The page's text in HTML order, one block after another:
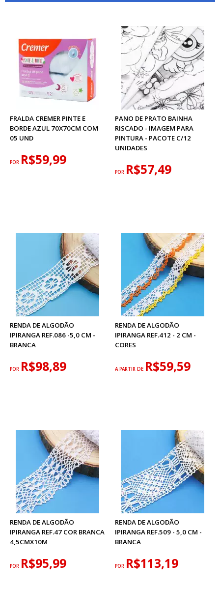
FRALDA CREMER PINTE E
BORDE AZUL 70X70CM COM
05 UND
POR R$59,99
PANO DE PRATO BAINHA
RISCADO - IMAGEM PARA
PINTURA - PACOTE C/12
UNIDADES
POR R$57,49
RENDA DE ALGODÃO
IPIRANGA REF.086 -5,0 CM -
BRANCA
POR R$98,89
RENDA DE ALGODÃO
IPIRANGA REF.412 - 2 CM -
CORES
A PARTIR DE R$59,59
RENDA DE ALGODÃO
IPIRANGA REF.47 COR BRANCA
4,5CMX10M
POR R$95,99
RENDA DE ALGODÃO
IPIRANGA REF.509 - 5,0 CM -
BRANCA
POR R$113,19